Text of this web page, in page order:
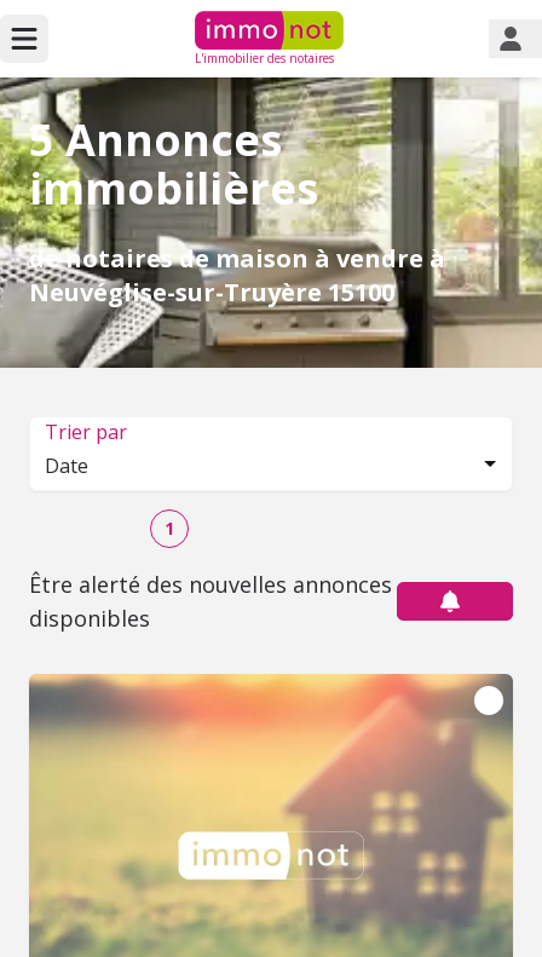
L'immobilier des notaires
5 Annonces
immobilières
de notaires de maison à vendre à
Neuvéglise-sur-Truyère 15100
Trier par
Date
1
Être alerté des nouvelles annonces
disponibles